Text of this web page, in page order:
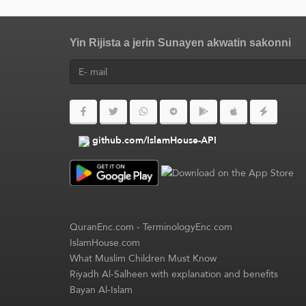
Yin Rijista a jerin Sunayen akwatin sakonni
github.com/IslamHouse-API
QuranEnc.com-TerminologyEnc.com
IslamHouse.com
What Muslim Children Must Know
Riyadh Al-Salheen with explanation and benefits
Bayan Al-Islam